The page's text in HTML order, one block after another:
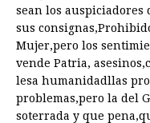
sean los auspiciadores
sus
Mujer,pero los
vende Patria,
lesa humanidadllas
problemas,pero la del
soterrada y que